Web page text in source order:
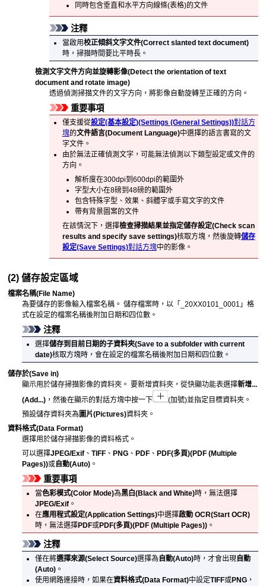
同時包含垂直和水平方向線條(表格)的文件
注釋
當啟用校正傾斜文字文件(Correct slanted text document)
時，掃描時間要比平時長。
檢測文字文件方向並旋轉影像(Detect the orientation of text
document and rotate image)
透過偵測掃描文件的文字方向，將影像自動旋轉至正確的方向。
重要事項
僅支援從設定(基本設定)(Settings (General Settings))對話方
塊的文件語言(Document Language)中選擇的語言書寫的文
字文件。
由於無法正確偵測文字，可能無法偵測以下類型設定或文件的
方向。
解析度在300dpi到600dpi的範圍外
字型大小在8磅到48磅的範圍外
包含特殊字型、效果、斜體字或手寫文字的文件
帶有背景圖案的文件
在該情況下，選擇檢查掃描結果並指定儲存設定(Check scan
results and specify save settings)核取方塊，然後旋轉儲存
設定(Save Settings)對話方塊中的影像。
(2) 儲存設定區域
檔案名稱(File Name)
為要儲存的影像輸入檔案名稱。 儲存檔案時，以「_20XX0101_0001」格
式在設定的檔案名稱後附加日期和四位數。
注釋
選擇儲存到目前日期的子資料夾(Save to a subfolder with current
date)核取方塊時，會在設定的檔案名稱後附加日期和四位數。
儲存於(Save in)
顯示用於儲存掃描影像的資料夾。 要新增資料夾，從快顯功能表選擇新增...
(Add...) ，然後在顯示的對話方塊中按一下
(加號)並指定目標資料夾。
預設儲存資料夾為圖片(Pictures)資料夾。
資料格式(Data Format)
選擇用於儲存掃描影像的資料格式。
可以選擇JPEG/Exif 、TIFF 、PNG 、PDF 、PDF(多頁)(PDF (Multiple
Pages))或自動(Auto) 。
重要事項
當色彩模式(Color Mode)為黑白(Black and White)時，無法選擇
JPEG/Exif 。
在應用程式設定(Application Settings)中選擇啟動 OCR(Start OCR)
時，無法選擇PDF或PDF(多頁)(PDF (Multiple Pages)) 。
注釋
僅在將選擇來源(Select Source)選擇為 自動(Auto)時，才會出現 自動
(Auto) 。
使用網路連接時，如果在資料格式(Data Format)中設定TIFF或PNG ，